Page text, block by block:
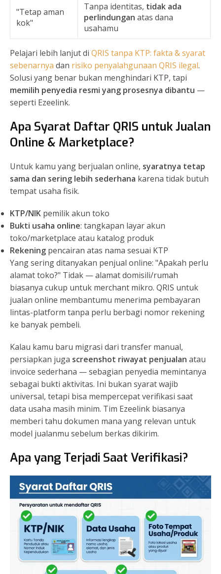
"Tetap aman
kok"
Tanpa identitas, tidak ada
perlindungan atas dana
usahamu
Pelajari lebih lanjut di QRIS tanpa KTP: fakta & syarat
sebenarnya dan risiko penyalahgunaan QRIS ilegal.
Solusi yang benar bukan menghindari KTP, tapi
memilih penyedia resmi yang prosesnya dibantu —
seperti Ezeelink.
Apa Syarat Daftar QRIS untuk Jualan
Online & Marketplace?
Untuk kamu yang berjualan online, syaratnya tetap
sama dan sering lebih sederhana karena tidak butuh
tempat usaha fisik.
KTP/NIK pemilik akun toko
Bukti usaha online: tangkapan layar akun
toko/marketplace atau katalog produk
Rekening pencairan atas nama sesuai KTP
Yang sering ditanyakan penjual online: "Apakah perlu
alamat toko?" Tidak — alamat domisili/rumah
biasanya cukup untuk merchant mikro. QRIS untuk
jualan online membantumu menerima pembayaran
lintas-platform tanpa perlu berbagi nomor rekening
ke banyak pembeli.
Kalau kamu baru migrasi dari transfer manual,
persiapkan juga screenshot riwayat penjualan atau
invoice sederhana — sebagian penyedia memintanya
sebagai bukti aktivitas. Ini bukan syarat wajib
universal, tetapi bisa mempercepat verifikasi saat
data usaha masih minim. Tim Ezeelink biasanya
memberi tahu dokumen mana yang relevan untuk
model jualanmu sebelum berkas dikirim.
Apa yang Terjadi Saat Verifikasi?